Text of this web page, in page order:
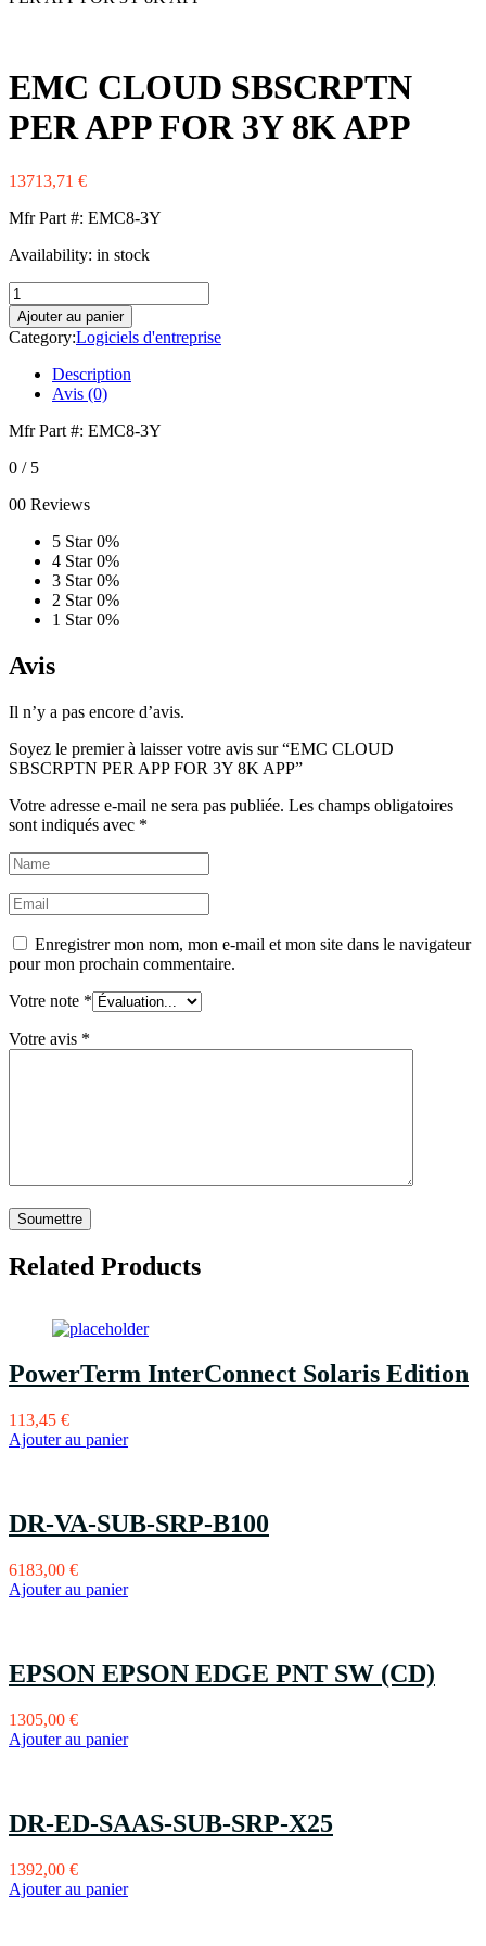
Western Digital
EMC CLOUD SBSCRPTN
PER APP FOR 3Y 8K APP
13713,71 €
Mfr Part #: EMC8-3Y
Availability: in stock
quantité
de
EMC
CLOUD
SBSCRPTN
PER
FOR
8K
Ajouter au panier
Category:Logiciels d'entreprise
Description
Avis (0)
Mfr Part #: EMC8-3Y
0 / 5
00 Reviews
5 Star 0%
4 Star 0%
3 Star 0%
2 Star 0%
1 Star 0%
Avis
Il n’y a pas encore d’avis.
Soyez le premier à laisser votre avis sur “EMC CLOUD
SBSCRPTN PER APP FOR 3Y 8K APP”
Votre adresse e-mail ne sera pas publiée. Les champs obligatoires
sont indiqués avec *
Enregistrer mon nom, mon e-mail et mon site dans le navigateur
pour mon prochain commentaire.
Votre note *
Votre avis *
Related Products
PowerTerm InterConnect Solaris Edition
113,45 €
Ajouter au panier
DR-VA-SUB-SRP-B100
6183,00 €
Ajouter au panier
EPSON EPSON EDGE PNT SW (CD)
1305,00 €
Ajouter au panier
DR-ED-SAAS-SUB-SRP-X25
1392,00 €
Ajouter au panier